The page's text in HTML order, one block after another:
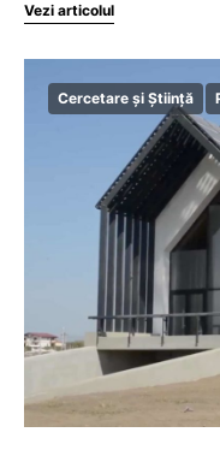
Vezi articolul
Cercetare și Știință